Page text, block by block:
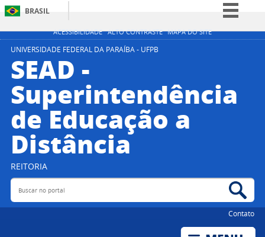
ACESSIBILIDADE ALTO CONTRASTE MAPA DO SITE
BRASIL
Simplifique!
Acesso à informação
Legislação
Canais
UNIVERSIDADE FEDERAL DA PARAÍBA - UFPB
SEAD -
Superintendência
de Educação a
Distância
REITORIA
Buscar no portal
Contato